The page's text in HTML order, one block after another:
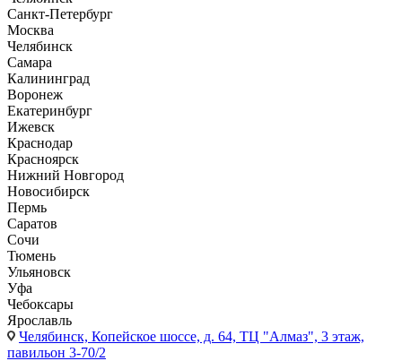
Санкт-Петербург
Москва
Челябинск
Самара
Калининград
Воронеж
Екатеринбург
Ижевск
Краснодар
Красноярск
Нижний Новгород
Новосибирск
Пермь
Саратов
Сочи
Тюмень
Ульяновск
Уфа
Чебоксары
Ярославль
Челябинск, Копейское шоссе, д. 64, ТЦ "Алмаз", 3 этаж,
павильон 3-70/2